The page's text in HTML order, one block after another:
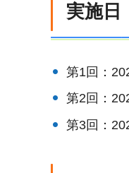
実施日
第1回：
第2回：
第3回：